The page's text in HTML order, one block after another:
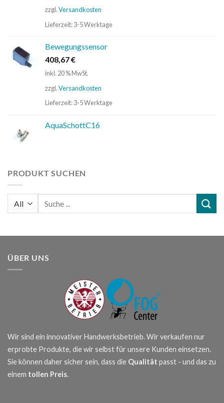
zzgl.Versandkosten
Lieferzeit:3-5 Werktage
Bewegungssensor
408,67€
inkl. 20 % MwSt.
zzgl.Versandkosten
Lieferzeit:3-5 Werktage
AquaSchottC16
PRODUKT SUCHEN
ÜBER UNS
Wir sind ein innovativer Handwerksbetrieb. Wir verkaufen nur
erprobte Produkte, die wir selbst für unsere Kunden einsetzen.
Sie können daher sicher sein, dass die Qualität passt - und das zu
einem tollen Preis.